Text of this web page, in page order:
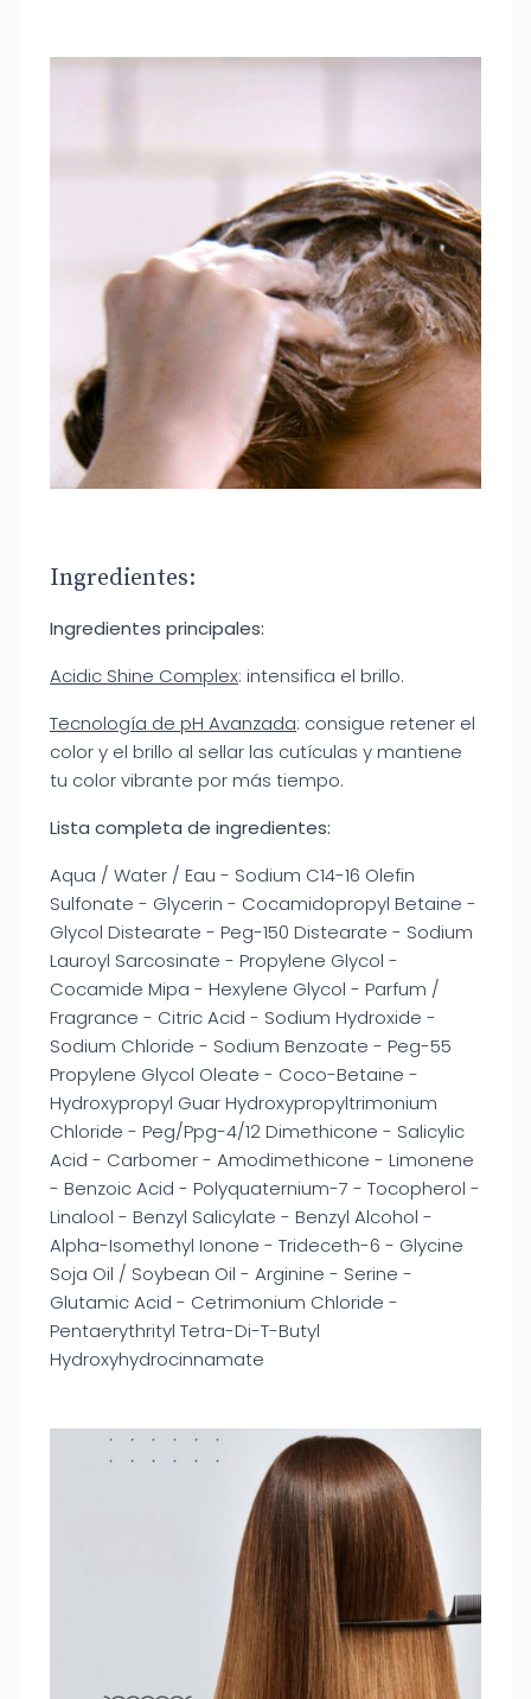
Ingredientes:
Ingredientes principales:
Acidic Shine Complex: intensifica el brillo.
Tecnología de pH Avanzada: consigue retener el
color y el brillo al sellar las cutículas y mantiene
tu color vibrante por más tiempo.
Lista completa de ingredientes:
Aqua / Water / Eau - Sodium C14-16 Olefin
Sulfonate - Glycerin - Cocamidopropyl Betaine -
Glycol Distearate - Peg-150 Distearate - Sodium
Lauroyl Sarcosinate - Propylene Glycol -
Cocamide Mipa - Hexylene Glycol - Parfum /
Fragrance - Citric Acid - Sodium Hydroxide -
Sodium Chloride - Sodium Benzoate - Peg-55
Propylene Glycol Oleate - Coco-Betaine -
Hydroxypropyl Guar Hydroxypropyltrimonium
Chloride - Peg/Ppg-4/12 Dimethicone - Salicylic
Acid - Carbomer - Amodimethicone - Limonene
- Benzoic Acid - Polyquaternium-7 - Tocopherol -
Linalool - Benzyl Salicylate - Benzyl Alcohol -
Alpha-Isomethyl Ionone - Trideceth-6 - Glycine
Soja Oil / Soybean Oil - Arginine - Serine -
Glutamic Acid - Cetrimonium Chloride -
Pentaerythrityl Tetra-Di-T-Butyl
Hydroxyhydrocinnamate